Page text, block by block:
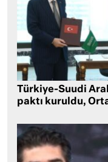
Türkiye-Suudi
paktı kuruldu,